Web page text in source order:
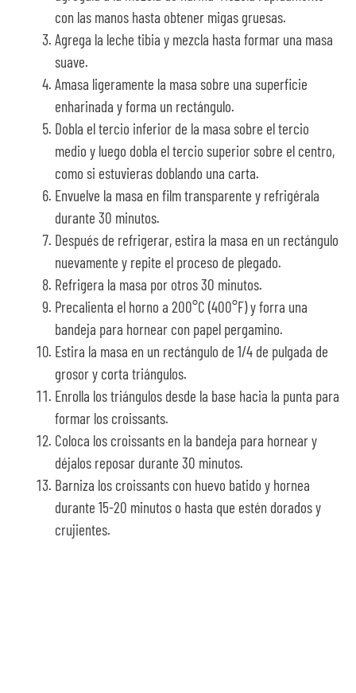
con las manos hasta obtener migas gruesas.
Agrega la leche tibia y mezcla hasta formar una masa
suave.
Amasa ligeramente la masa sobre una superficie
enharinada y forma un rectángulo.
Dobla el tercio inferior de la masa sobre el tercio
medio y luego dobla el tercio superior sobre el centro,
como si estuvieras doblando una carta.
Envuelve la masa en film transparente y refrigérala
durante 30 minutos.
Después de refrigerar, estira la masa en un rectángulo
nuevamente y repite el proceso de plegado.
Refrigera la masa por otros 30 minutos.
Precalienta el horno a 200°C (400°F) y forra una
bandeja para hornear con papel pergamino.
Estira la masa en un rectángulo de 1/4 de pulgada de
grosor y corta triángulos.
Enrolla los triángulos desde la base hacia la punta para
formar los croissants.
Coloca los croissants en la bandeja para hornear y
déjalos reposar durante 30 minutos.
Barniza los croissants con huevo batido y hornea
durante 15-20 minutos o hasta que estén dorados y
crujientes.